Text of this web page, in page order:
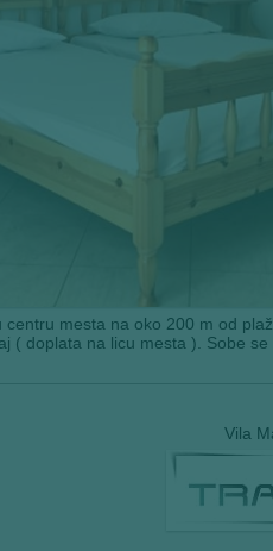
centru mesta na oko 200 m od
( doplata na licu mesta ). Sobe
Vila